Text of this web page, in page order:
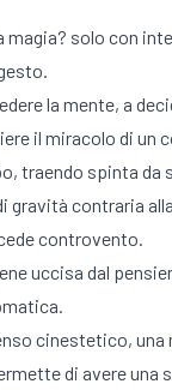
magia? solo con
la mente, a
il miracolo di un
traendo spinta da
gravità contraria
controvento.
uccisa dal
cinestetico,
di avere una